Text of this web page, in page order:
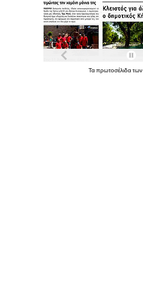
Ταπρωτοσέλιδατων